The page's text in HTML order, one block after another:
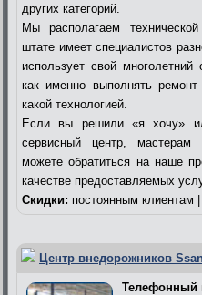
других категорий.
Мы располагаем
штате имеет специалистов
использует свой
как именно выполнять
какой технологией.
Если вы решили «я хочу»
сервисный центр,
можете обратиться на наше
качестве предоставляемых
Скидки: постоянным клиентам |
Центр внедорожников
Телефонный